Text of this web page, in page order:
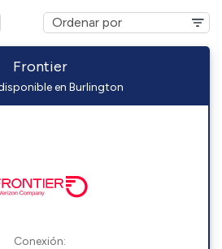
Frontier
en Burlington
Conexión: